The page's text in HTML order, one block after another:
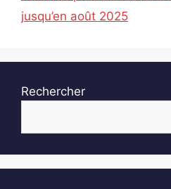
jusqu’en août 2025
Rechercher